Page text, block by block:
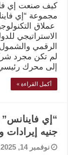
كيف صنعت إي
مجموعة “إي
عملاق
الاستراتيجي
الرقمي
لم تكن مجرد
إلى محرك
أكمل القراءة »
جنيه إيرادات ونمو 61% في
نوفمبر 14, 2025